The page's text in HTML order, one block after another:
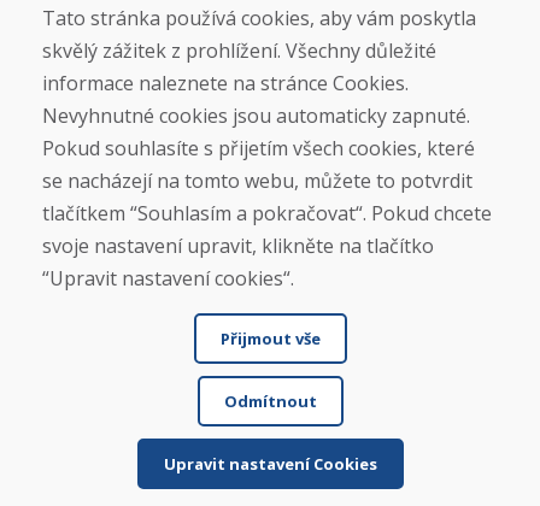
O nás
Blog
O nás
Kontakt
Nákup
Eshop
Jak posíláme elektrokola
Obchodní podmínky
Platba
Reklamace
Vrácení a výměna zboží
Ochrana osobních údajů
Sociální sítě
Tato stránka používá cookies, aby vám poskytla
skvělý zážitek z prohlížení. Všechny důležité
informace naleznete na stránce Cookies.
Nevyhnutné cookies jsou automaticky zapnuté.
Pokud souhlasíte s přijetím všech cookies, které
se nacházejí na tomto webu, můžete to potvrdit
tlačítkem “Souhlasím a pokračovat“. Pokud chcete
svoje nastavení upravit, klikněte na tlačítko
“Upravit nastavení cookies“.
Přijmout vše
Odmítnout
Upravit nastavení Cookies